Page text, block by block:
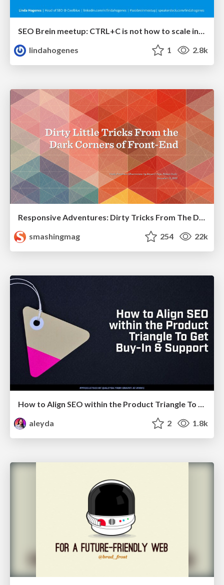
SEO Brein meetup: CTRL+C is not how to scale international SEO
lindahogenes
1 2.8k
Responsive Adventures: Dirty Tricks From The Dark Corners of Front-End
smashingmag
254 22k
aleyda
2 1.8k